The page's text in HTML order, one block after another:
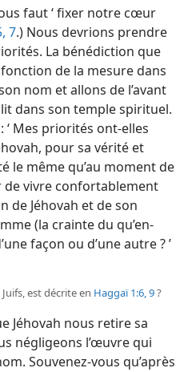
faut ‘ fixer notre cœur
7.) Nous devrions prendre
La bénédiction que
de la mesure dans
nom et allons de l’avant
dans son temple spirituel.
‘ Mes priorités ont-​elles
pour sa vérité et
le même qu’au moment de
de vivre confortablement
Jéhovah et de son
(la crainte du qu’en-
façon ou d’une autre ? ’
est décrite en Haggaï 1:6,9?
Jéhovah nous retire sa
négligeons l’œuvre qui
Souvenez-​vous qu’après